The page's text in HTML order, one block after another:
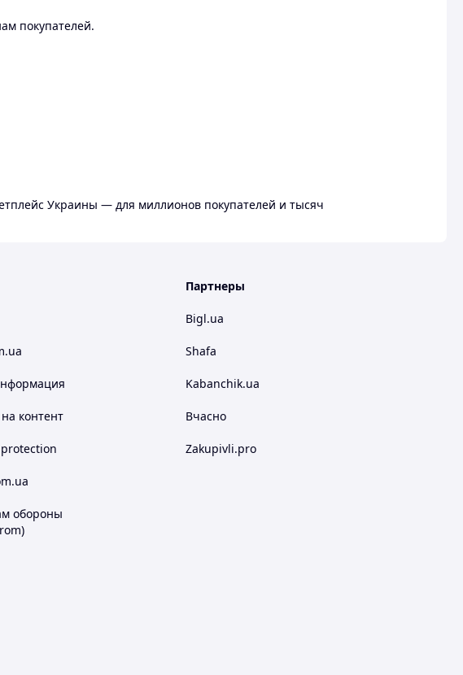
покупателей.
Украины — для миллионов покупателей и тысяч
контент
обороны
Партнеры
Bigl.ua
Shafa
Kabanchik.ua
Вчасно
Zakupivli.pro